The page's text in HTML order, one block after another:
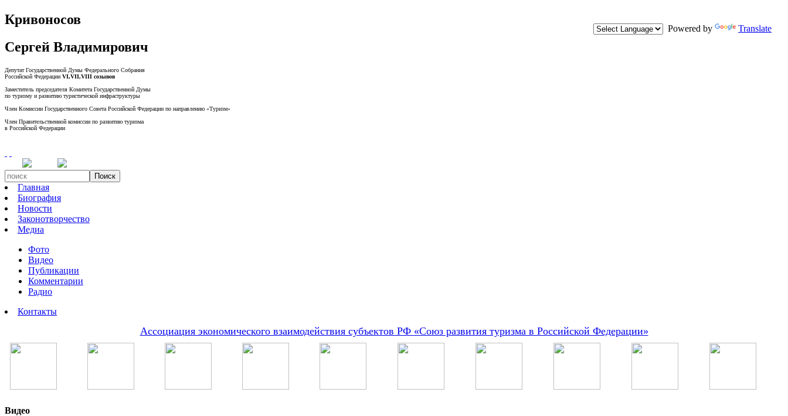
Powered by Translate
Кривоносов
Сергей Владимирович
Депутат Государственной Думы Федерального Собрания
Российской Федерации VI,VII,VIII созывов
Заместитель председателя Комитета Государственной Думы
по туризму и развитию туристической инфраструктуры
Член Комиссии Государственного Совета Российской Федерации по направлению «Туризм»
Член Правительственной комиссии по развитию туризма
в Российской Федерации
Поиск
Главная
Биография
Новости
Законотворчество
Медиа
Фото
Видео
Публикации
Комментарии
Радио
Контакты
Ассоциация экономического взаимодействия субъектов РФ «Союз развития туризма в Российской Федерации»
Видео